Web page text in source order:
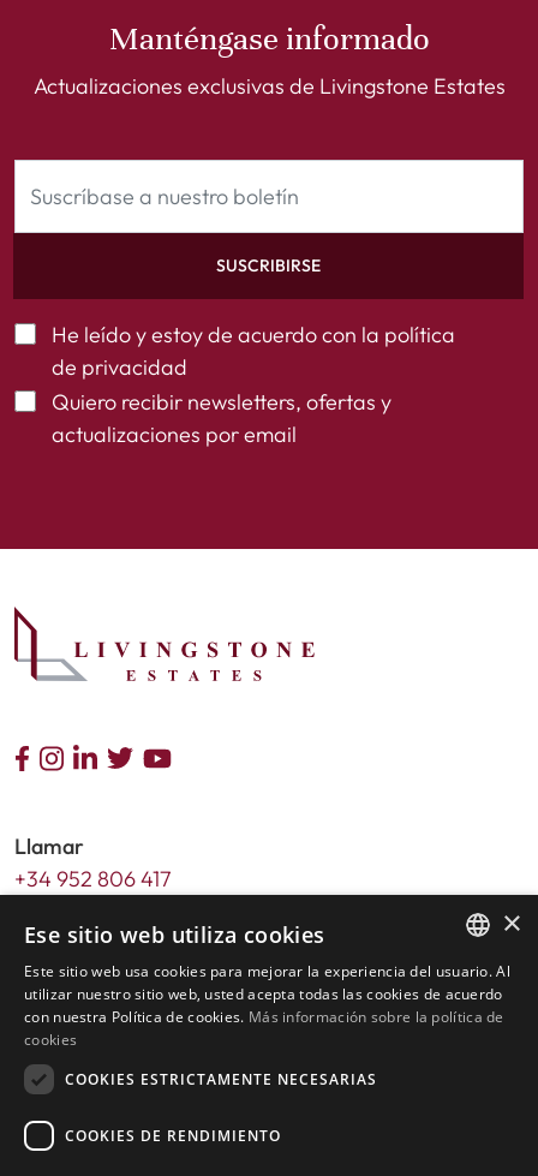
Manténgase informado
Actualizaciones exclusivas de Livingstone Estates
SUSCRIBIRSE
He leído y estoy de acuerdo con la política
de privacidad
Quiero recibir newsletters, ofertas y
actualizaciones por email
Llamar
+34 952 806 417
Email
info@livingstone-estates.com
Dirección
Urb. Guadalmansa Edif. Salinas Local 7
Ctra. de Cadiz KM 164 , 29680
ENGLISH
SPANISH
×
Ese sitio web utiliza cookies
Este sitio web usa cookies para mejorar la experiencia del usuario. Al
utilizar nuestro sitio web, usted acepta todas las cookies de acuerdo
con nuestra Política de cookies. Más información sobre la política de
cookies
COOKIES ESTRICTAMENTE NECESARIAS
COOKIES DE RENDIMIENTO